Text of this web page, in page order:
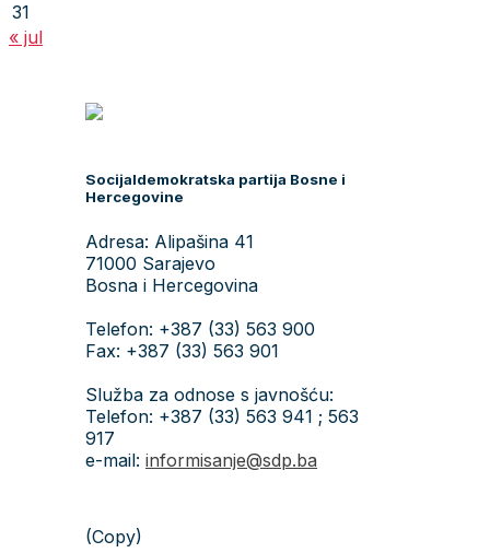
31
« jul
Socijaldemokratska partija Bosne i
Hercegovine
Adresa: Alipašina 41
71000 Sarajevo
Bosna i Hercegovina
Telefon: +387 (33) 563 900
Fax: +387 (33) 563 901
Služba za odnose s javnošću:
Telefon: +387 (33) 563 941 ; 563
917
e-mail: informisanje@sdp.ba
(Copy)